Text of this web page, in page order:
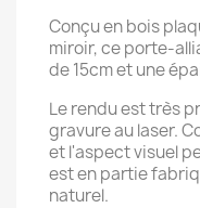
Conçu en bois
miroir, ce porte-
de 15cm et une
Le rendu est très
gravure au laser.
et l'aspect visuel
est en partie
naturel.